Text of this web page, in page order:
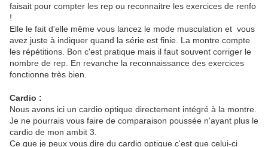
faisait pour compter les rep ou reconnaitre les exercices de renfo
!
Elle le fait d'elle même vous lancez le mode musculation et vous
avez juste à indiquer quand la série est finie. La montre compte
les répétitions. Bon c'est pratique mais il faut souvent corriger le
nombre de rep. En revanche la reconnaissance des exercices
fonctionne très bien.
Cardio :
Nous avons ici un cardio optique directement intégré à la montre.
Je ne pourrais vous faire de comparaison poussée n'ayant plus le
cardio de mon ambit 3.
Ce que je peux vous dire du cardio optique c'est que celui-ci